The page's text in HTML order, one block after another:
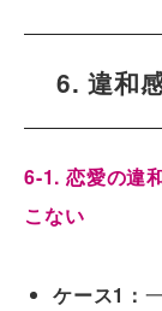
6. 違和
6-1. 恋愛の違
こない
ケース1：